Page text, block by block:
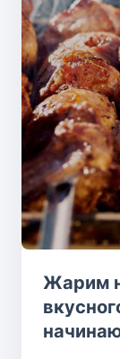
Жарим